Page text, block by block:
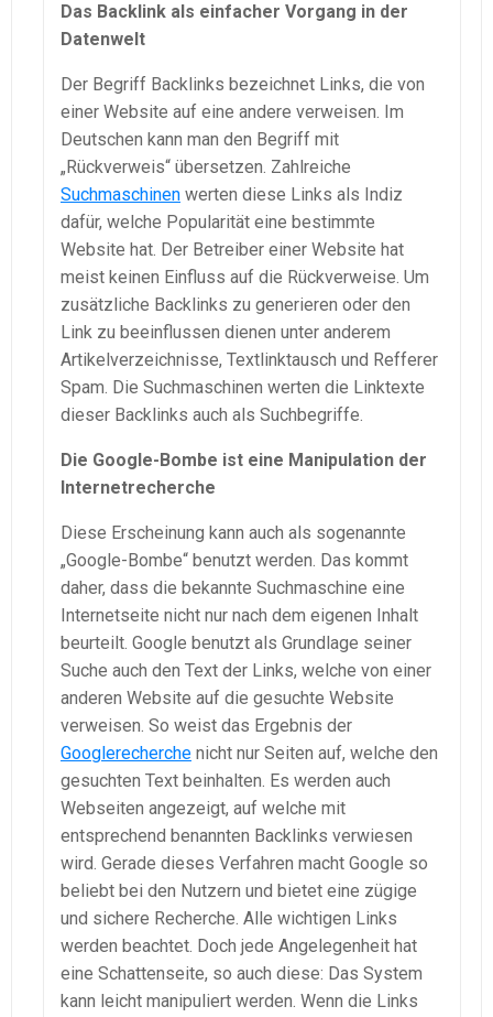
Das Backlink als einfacher Vorgang in der
Datenwelt
Der Begriff Backlinks bezeichnet Links, die von
einer Website auf eine andere verweisen. Im
Deutschen kann man den Begriff mit
„Rückverweis“ übersetzen. Zahlreiche
Suchmaschinen werten diese Links als Indiz
dafür, welche Popularität eine bestimmte
Website hat. Der Betreiber einer Website hat
meist keinen Einfluss auf die Rückverweise. Um
zusätzliche Backlinks zu generieren oder den
Link zu beeinflussen dienen unter anderem
Artikelverzeichnisse, Textlinktausch und Refferer
Spam. Die Suchmaschinen werten die Linktexte
dieser Backlinks auch als Suchbegriffe.
Die Google-Bombe ist eine Manipulation der
Internetrecherche
Diese Erscheinung kann auch als sogenannte
„Google-Bombe“ benutzt werden. Das kommt
daher, dass die bekannte Suchmaschine eine
Internetseite nicht nur nach dem eigenen Inhalt
beurteilt. Google benutzt als Grundlage seiner
Suche auch den Text der Links, welche von einer
anderen Website auf die gesuchte Website
verweisen. So weist das Ergebnis der
Googlerecherche nicht nur Seiten auf, welche den
gesuchten Text beinhalten. Es werden auch
Webseiten angezeigt, auf welche mit
entsprechend benannten Backlinks verwiesen
wird. Gerade dieses Verfahren macht Google so
beliebt bei den Nutzern und bietet eine zügige
und sichere Recherche. Alle wichtigen Links
werden beachtet. Doch jede Angelegenheit hat
eine Schattenseite, so auch diese: Das System
kann leicht manipuliert werden. Wenn die Links